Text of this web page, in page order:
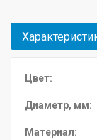
Цвет:
Диаметр, мм:
Материал: